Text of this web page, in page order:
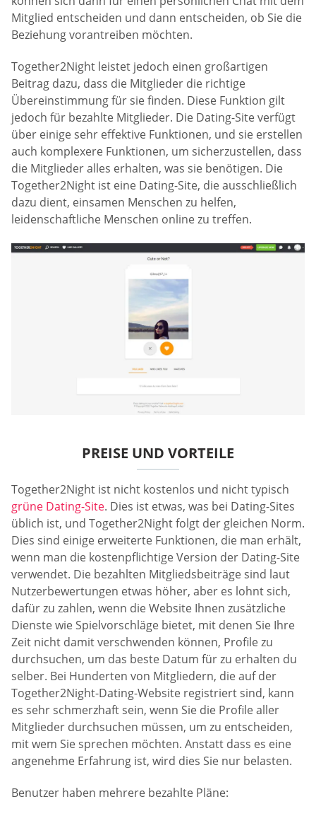
Mitglied entscheiden und dann entscheiden, ob Sie die
Beziehung vorantreiben möchten.
Together2Night leistet jedoch einen großartigen
Beitrag dazu, dass die Mitglieder die richtige
Übereinstimmung für sie finden. Diese Funktion gilt
jedoch für bezahlte Mitglieder. Die Dating-Site verfügt
über einige sehr effektive Funktionen, und sie erstellen
auch komplexere Funktionen, um sicherzustellen, dass
die Mitglieder alles erhalten, was sie benötigen. Die
Together2Night ist eine Dating-Site, die ausschließlich
dazu dient, einsamen Menschen zu helfen,
leidenschaftliche Menschen online zu treffen.
PREISE UND VORTEILE
Together2Night ist nicht kostenlos und nicht typisch
grüne Dating-Site. Dies ist etwas, was bei Dating-Sites
üblich ist, und Together2Night folgt der gleichen Norm.
Dies sind einige erweiterte Funktionen, die man erhält,
wenn man die kostenpflichtige Version der Dating-Site
verwendet. Die bezahlten Mitgliedsbeiträge sind laut
Nutzerbewertungen etwas höher, aber es lohnt sich,
dafür zu zahlen, wenn die Website Ihnen zusätzliche
Dienste wie Spielvorschläge bietet, mit denen Sie Ihre
Zeit nicht damit verschwenden können, Profile zu
durchsuchen, um das beste Datum für zu erhalten du
selber. Bei Hunderten von Mitgliedern, die auf der
Together2Night-Dating-Website registriert sind, kann
es sehr schmerzhaft sein, wenn Sie die Profile aller
Mitglieder durchsuchen müssen, um zu entscheiden,
mit wem Sie sprechen möchten. Anstatt dass es eine
angenehme Erfahrung ist, wird dies Sie nur belasten.
Benutzer haben mehrere bezahlte Pläne: